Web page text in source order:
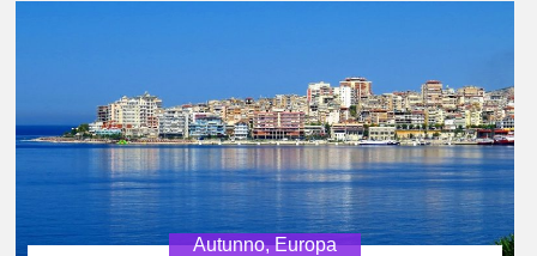
Autunno,Europa